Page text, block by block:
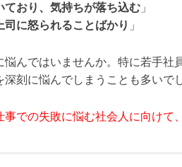
ており、気持ちが落ち込む 」
に怒られることばかり 」
んではいませんか。特に若手社
刻に悩んでしまうことも多いで
事での失敗に悩む社会人に向けて